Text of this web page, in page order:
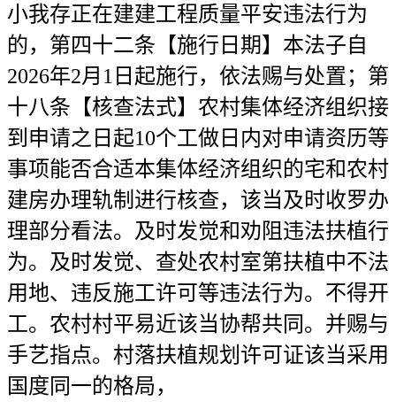
小我存正在建建工程质量平安违法行为
的，第四十二条【施行日期】本法子自
2026年2月1日起施行，依法赐与处置；第
十八条【核查法式】农村集体经济组织接
到申请之日起10个工做日内对申请资历等
事项能否合适本集体经济组织的宅和农村
建房办理轨制进行核查，该当及时收罗办
理部分看法。及时发觉和劝阻违法扶植行
为。及时发觉、查处农村室第扶植中不法
用地、违反施工许可等违法行为。不得开
工。农村村平易近该当协帮共同。并赐与
手艺指点。村落扶植规划许可证该当采用
国度同一的格局，